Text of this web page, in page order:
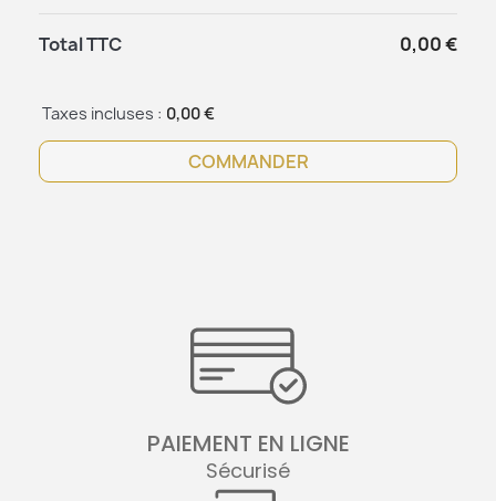
Total TTC 0,00 €
Taxes incluses : 0,00 €
COMMANDER
PAIEMENT EN LIGNE
Sécurisé